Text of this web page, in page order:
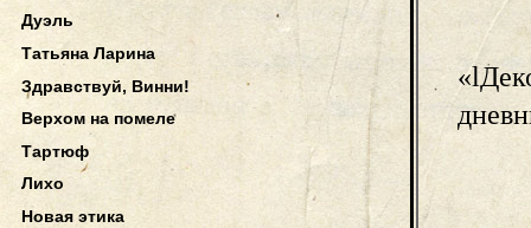
Дуэль
Татьяна Ларина
Здравствуй, Винни!
Верхом на помеле
Тартюф
Лихо
Новая этика